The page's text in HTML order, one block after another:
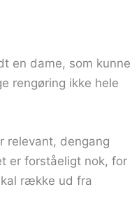
en dame, som kunne
rengøring ikke hele
relevant, dengang
er forståeligt nok, for
række ud fra